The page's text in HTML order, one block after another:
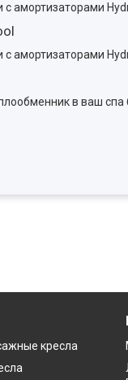
амортизаторами
амортизаторами
в ваш спа
кресла